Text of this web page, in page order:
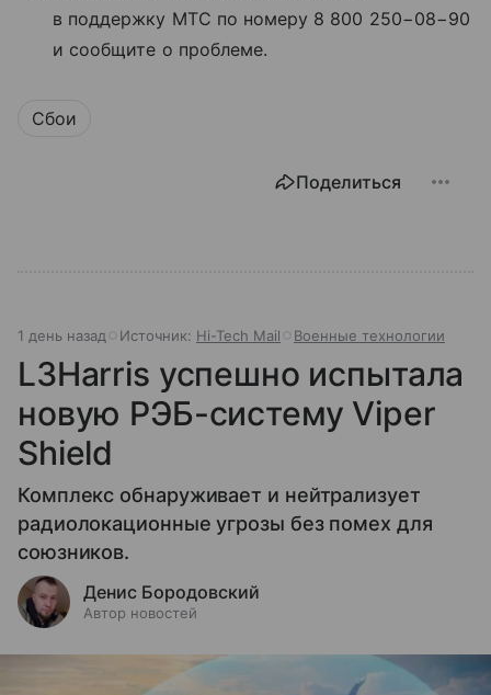
в поддержку МТС по номеру 8 800 250−08−90
и сообщите о проблеме.
Сбои
Поделиться
1 день назад Источник: Hi-Tech Mail Военные технологии
L3Harris успешно испытала
новую РЭБ-систему Viper
Shield
Комплекс обнаруживает и нейтрализует
радиолокационные угрозы без помех для
союзников.
Денис Бородовский
Автор новостей